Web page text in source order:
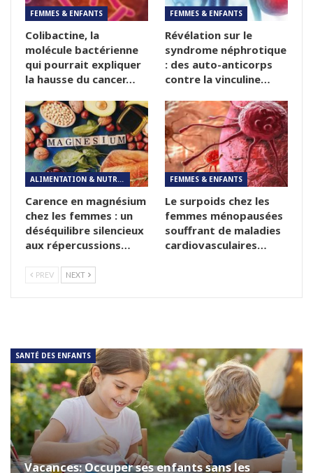
FEMMES & ENFANTS
Colibactine, la
molécule bactérienne
qui pourrait expliquer
la hausse du cancer…
FEMMES & ENFANTS
Révélation sur le
syndrome néphrotique
: des auto-anticorps
contre la vinculine…
ALIMENTATION & NUTRITION
Carence en magnésium
chez les femmes : un
déséquilibre silencieux
aux répercussions…
FEMMES & ENFANTS
Le surpoids chez les
femmes ménopausées
souffrant de maladies
cardiovasculaires…
PREV NEXT
SANTÉ DES ENFANTS
Vacances: Occuper ses enfants sans les